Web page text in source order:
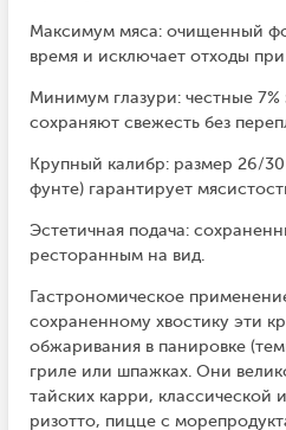
Максимум мяса: очищенный
время и исключает отходы при
Минимум глазури: честные 7%
сохраняют свежесть без
Крупный калибр: размер 26/30
фунте) гарантирует
Эстетичная подача:
ресторанным на вид.
Гастрономическое
сохраненному хвостику эти
обжаривания в панировке
гриле или шпажках. Они
тайских карри, классической
ризотто, пицце с